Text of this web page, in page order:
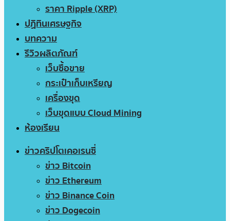
ราคา Ripple (XRP)
ปฏิทินเศรษฐกิจ
บทความ
รีวิวผลิตภัณฑ์
เว็บซื้อขาย
กระเป๋าเก็บเหรียญ
เครื่องขุด
เว็บขุดแบบ Cloud Mining
ห้องเรียน
ข่าวคริปโตเคอเรนซี่
ข่าว Bitcoin
ข่าว Ethereum
ข่าว Binance Coin
ข่าว Dogecoin